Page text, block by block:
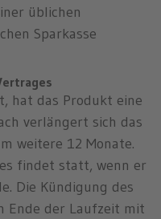
üblichen
Sparkasse
hat das Produkt eine
verlängert sich das
weitere 12 Monate.
findet statt, wenn er
Die Kündigung des
Ende der Laufzeit mit